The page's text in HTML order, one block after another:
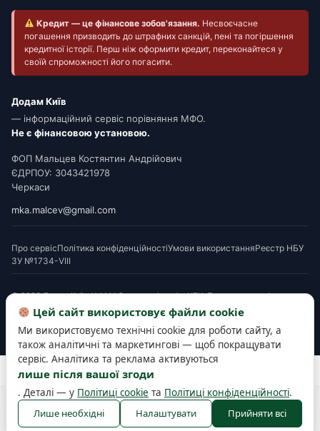
Кредит — це фінансове зобов'язання. Несвоєчасне
погашення призводить до штрафних санкцій, пені та погіршення
кредитної історії. Перш ніж оформити кредит, переконайтеся у
своїй спроможності його погасити.
Додам Київ
— інформаційний сервіс порівняння МФО.
Не є фінансовою установою.
ФОП Мальцев Костянтин Андрійович
ЄДРПОУ: 3043421978
Черкаси
mka.malcev@gmail.com
Про сервісПолітика конфіденційностіУмови використанняРеєстр НБУ
ЗУ №1734-VIII
© 2026 Додам Київ. Усі МФО мають ліцензію НБУ. Посилання на офери є
партнерськими. Перед підписанням ознайомтеся з Паспортом споживчого
кредиту. Деякі матеріали готуються з використанням AI-інструментів і
верифікуються редакцією.
Розробка та підтримка сайту —
Цей сайт використовує файли cookie
Ми використовуємо технічні cookie для роботи сайту, а
також аналітичні та маркетингові — щоб покращувати
сервіс. Аналітика та реклама активуються
лише після вашої згоди
. Деталі — у Політиці cookie та Політиці конфіденційності.
Лише необхідні
Налаштувати Прийняти всі
Політика конфіденційності Політика cookie
Правила користування
Публічна офертаНалаштування cookies